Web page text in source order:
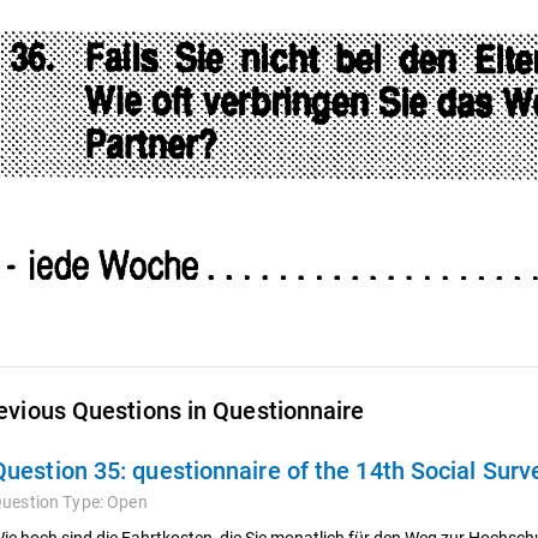
Questions in Questionnaire
35:questionnaire of the 14th Social
Type: Open